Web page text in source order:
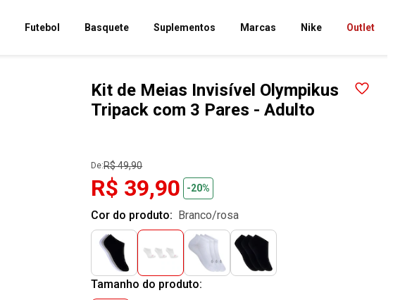
Futebol Basquete Suplementos Marcas Nike Outlet
Kit de Meias Invisível Olympikus
Tripack com 3 Pares - Adulto
De:R$ 49,90
R$ 39,90 -20%
Cor do produto: branco/rosa
Tamanho do produto: